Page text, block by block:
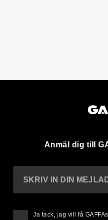
Anmäl dig till
SKRIV IN DIN
Ja tack, jag vill få